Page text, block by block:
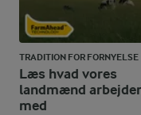
TRADITION FOR FORNYELSE
Læs hvad vores
landmænd arbejder
med